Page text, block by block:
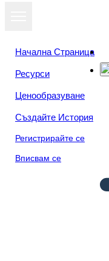
Начална Страница
Ресурси
Ценообразуване
Създайте История
Регистрирайте се
Вписвам се